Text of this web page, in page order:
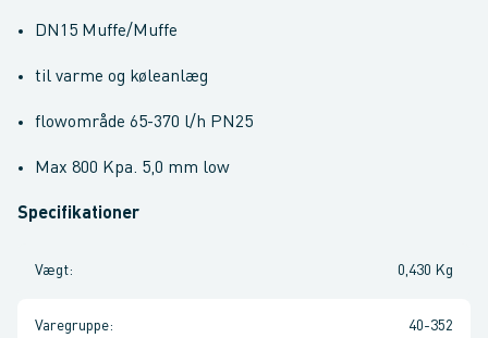
DN15 Muffe/Muffe
til varme og køleanlæg
flowområde 65-370 l/h PN25
Max 800 Kpa. 5,0 mm low
Specifikationer
Vægt: 0,430 Kg
Varegruppe: 40-352